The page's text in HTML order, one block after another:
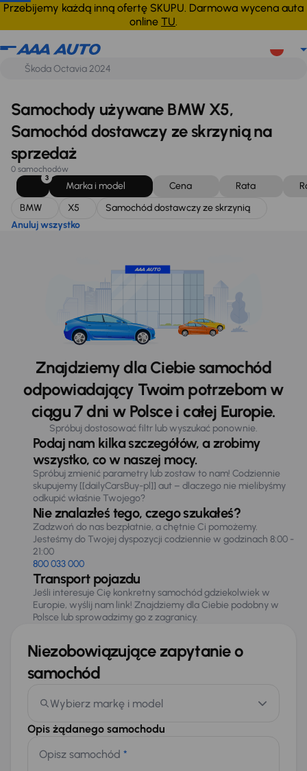
Przebijemy każdą inną ofertę SKUPU. Darmowa wycena auta
online TU.
BMW X5 Samochód dostawczy ze skrzynią Anuluj wszystko
Samochody używane BMW X5,
Samochód dostawczy ze skrzynią na
sprzedaż
0 samochodów
3
Marka i model Cena Rata
BMW
X5
Samochód dostawczy ze skrzynią
Anuluj wszystko
Znajdziemy dla Ciebie samochód
odpowiadający Twoim potrzebom w
ciągu 7 dni w Polsce i całej Europie.
Spróbuj dostosować filtr lub wyszukać ponownie.
Podaj nam kilka szczegółów, a zrobimy
wszystko, co w naszej mocy.
Spróbuj zmienić parametry lub zostaw to nam! Codziennie
skupujemy [[dailyCarsBuy-pl]] aut – dlaczego nie mielibyśmy
odkupić właśnie Twojego?
Nie znalazłeś tego, czego szukałeś?
Zadzwoń do nas bezpłatnie, a chętnie Ci pomożemy.
Jesteśmy do Twojej dyspozycji codziennie w godzinach 8:00 -
21:00
800 033 000
Transport pojazdu
Jeśli interesuje Cię konkretny samochód gdziekolwiek w
Europie, wyślij nam link! Znajdziemy dla Ciebie podobny w
Polsce lub sprowadzimy go z zagranicy.
Niezobowiązujące zapytanie o
samochód
Wybierz markę i model
Opis żądanego samochodu
Opisz samochód *